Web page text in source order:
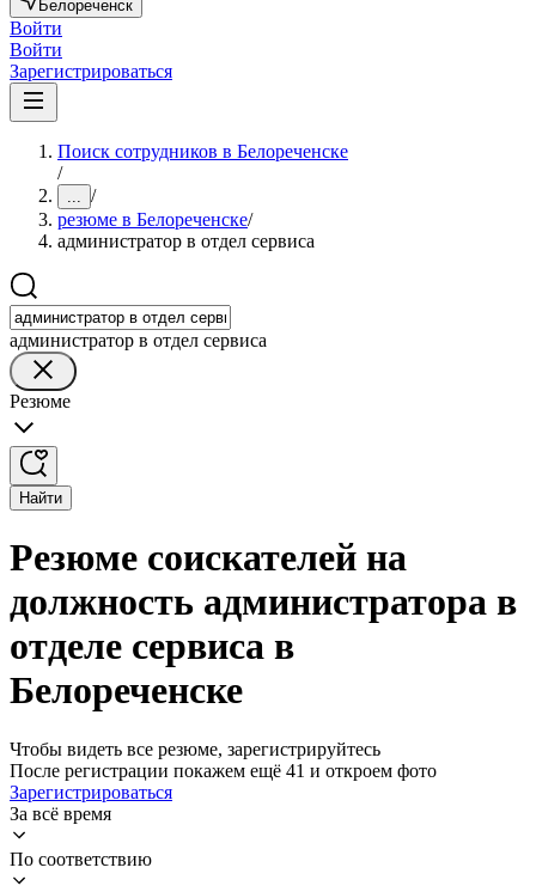
Белореченск
Войти
Войти
Зарегистрироваться
Поиск сотрудников в Белореченске
/
... /
резюме в Белореченске/
администратор в отдел сервиса
администратор в отдел сервиса
Резюме
Найти
Резюме соискателей на
должность администратора в
отделе сервиса в
Белореченске
Чтобы видеть все резюме, зарегистрируйтесь
После регистрации покажем ещё 41 и откроем фото
Зарегистрироваться
За всё время
По соответствию